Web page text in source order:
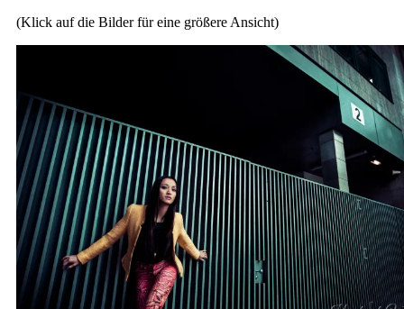
(Klick auf die Bilder für eine größere Ansicht)